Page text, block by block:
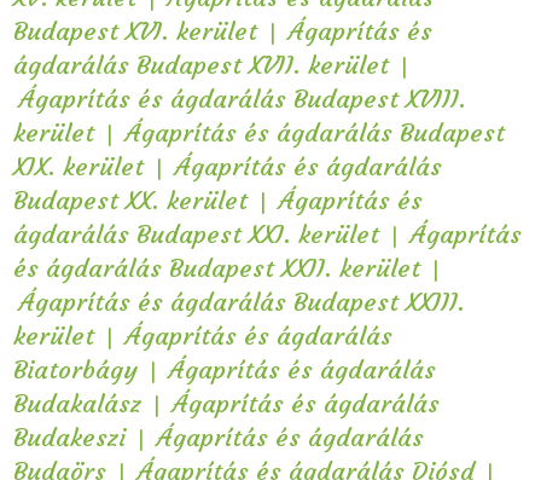
Budapest XVI. kerület | Ágaprítás és
ágdarálás Budapest XVII. kerület |
Ágaprítás és ágdarálás Budapest XVIII.
kerület | Ágaprítás és ágdarálás Budapest
XIX. kerület | Ágaprítás és ágdarálás
Budapest XX. kerület | Ágaprítás és
ágdarálás Budapest XXI. kerület | Ágaprítás
és ágdarálás Budapest XXII. kerület |
Ágaprítás és ágdarálás Budapest XXIII.
kerület | Ágaprítás és ágdarálás
Biatorbágy | Ágaprítás és ágdarálás
Budakalász | Ágaprítás és ágdarálás
Budakeszi | Ágaprítás és ágdarálás
Budaörs | Ágaprítás és ágdarálás Diósd |